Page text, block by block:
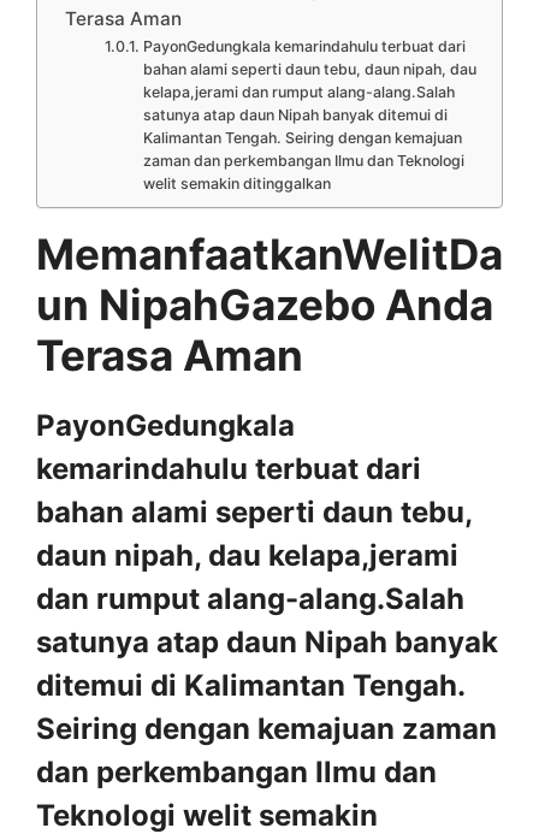
Terasa Aman
PayonGedungkala kemarindahulu terbuat dari
bahan alami seperti daun tebu, daun nipah, dau
kelapa,jerami dan rumput alang-alang.Salah
satunya atap daun Nipah banyak ditemui di
Kalimantan Tengah. Seiring dengan kemajuan
zaman dan perkembangan Ilmu dan Teknologi
welit semakin ditinggalkan
MemanfaatkanWelitDa
un NipahGazebo Anda
Terasa Aman
PayonGedungkala
kemarindahulu terbuat dari
bahan alami seperti daun tebu,
daun nipah, dau kelapa,jerami
dan rumput alang-alang.Salah
satunya atap daun Nipah banyak
ditemui di Kalimantan Tengah.
Seiring dengan kemajuan zaman
dan perkembangan Ilmu dan
Teknologi welit semakin